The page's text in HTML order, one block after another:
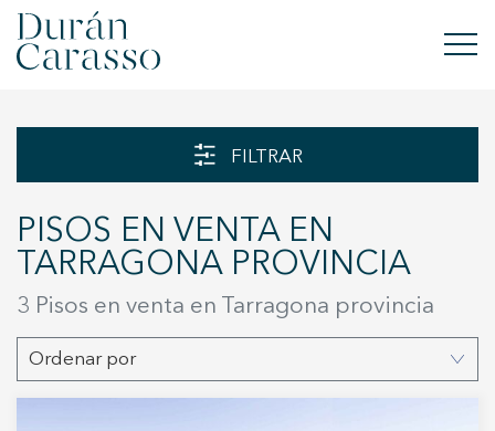
VENDER
OBRA NUEVA
INVERSIONES
FILTRAR
PISOS EN VENTA EN
TARRAGONA PROVINCIA
3 Pisos en venta en Tarragona provincia
Ordenar por